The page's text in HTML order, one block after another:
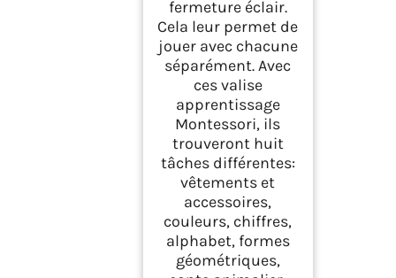
fermeture éclair.
Cela leur permet de
jouer avec chacune
séparément. Avec
ces valise
apprentissage
Montessori, ils
trouveront huit
tâches différentes:
vêtements et
accessoires,
couleurs, chiffres,
alphabet, formes
géométriques,